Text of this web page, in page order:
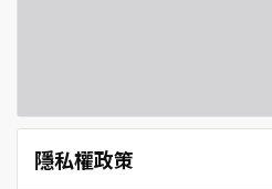
隱私權政策